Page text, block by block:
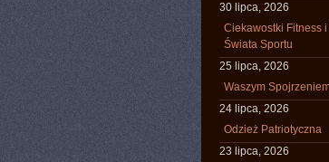
30 lipca, 2026
Ciekawostki Fitness
Świata Sportu
25 lipca, 2026
Waszym
24 lipca, 2026
Odzież Patriotyczna
23 lipca, 2026